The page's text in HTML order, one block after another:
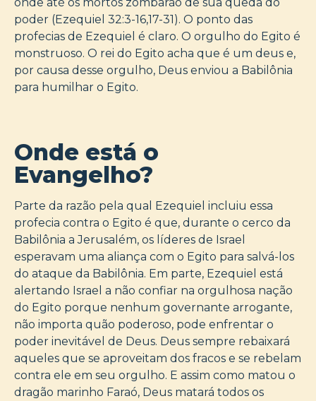
poder (Ezequiel 32:3-16,17-31). O ponto das
profecias de Ezequiel é claro. O orgulho do Egito é
monstruoso. O rei do Egito acha que é um deus e,
por causa desse orgulho, Deus enviou a Babilônia
para humilhar o Egito.
Onde está o
Evangelho?
Parte da razão pela qual Ezequiel incluiu essa
profecia contra o Egito é que, durante o cerco da
Babilônia a Jerusalém, os líderes de Israel
esperavam uma aliança com o Egito para salvá-los
do ataque da Babilônia. Em parte, Ezequiel está
alertando Israel a não confiar na orgulhosa nação
do Egito porque nenhum governante arrogante,
não importa quão poderoso, pode enfrentar o
poder inevitável de Deus. Deus sempre rebaixará
aqueles que se aproveitam dos fracos e se rebelam
contra ele em seu orgulho. E assim como matou o
dragão marinho Faraó, Deus matará todos os